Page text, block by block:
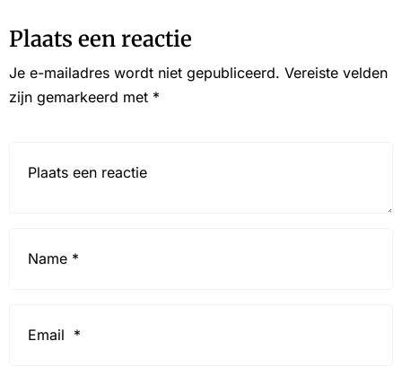
Plaats een reactie
Je e-mailadres wordt niet gepubliceerd. Vereiste velden
zijn gemarkeerd met *